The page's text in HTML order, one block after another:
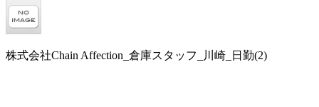
株式会社Chain Affection_倉庫スタッフ_川崎_日勤(2)